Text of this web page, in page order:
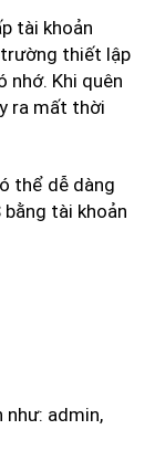
tài khoản
thiết lập
nhớ. Khi quên
ra mất thời
thể dễ dàng
bằng tài khoản
như: admin,